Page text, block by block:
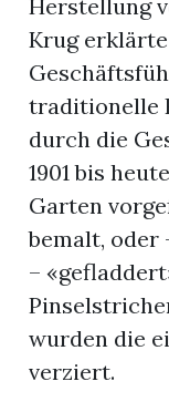
Herstellung
Krug
traditionelle
durch die
1901 bis
Garten
bemalt, oder
–
wurden die
verziert.